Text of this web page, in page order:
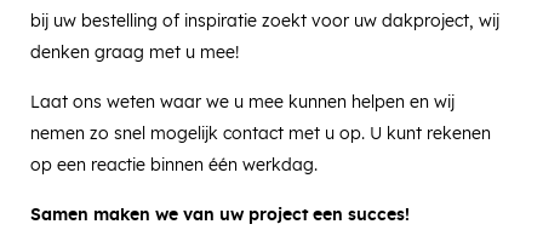
bij uw bestelling of inspiratie zoekt voor uw dakproject, wij
denken graag met u mee!
Laat ons weten waar we u mee kunnen helpen en wij
nemen zo snel mogelijk contact met u op. U kunt rekenen
op een reactie binnen één werkdag.
Samen maken we van uw project een succes!